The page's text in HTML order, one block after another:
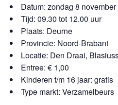
Datum: zondag 8
Tijd: 09.30 tot 12.00 uur
Plaats: Deurne
Provincie: Noord-Brabant
Locatie: Den Draai,
Entree: € 1,00
Kinderen t/m 16 jaar: gratis
Type markt: Verzamelbeurs